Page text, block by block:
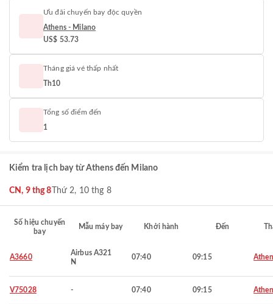
Ưu đãi chuyến bay độc quyền
Athens - Milano
US$ 53.73
Tháng giá vé thấp nhất
Th10
Tổng số điểm đến
1
Kiểm tra lịch bay từ Athens đến Milano
CN, 9 thg 8 Thứ 2, 10 thg 8
Số hiệu chuyến
bay
Mẫu máy bay Khởi hành Đến
A3660
Airbus A321
N
07:40 09:15
V75028 - 07:40 09:15